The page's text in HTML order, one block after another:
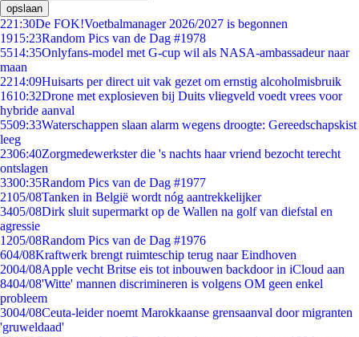
opslaan
221:30De FOK!Voetbalmanager 2026/2027 is begonnen
1915:23Random Pics van de Dag #1978
5514:35Onlyfans-model met G-cup wil als NASA-ambassadeur naar
maan
2214:09Huisarts per direct uit vak gezet om ernstig alcoholmisbruik
1610:32Drone met explosieven bij Duits vliegveld voedt vrees voor
hybride aanval
5509:33Waterschappen slaan alarm wegens droogte: Gereedschapskist
leeg
2306:40Zorgmedewerkster die 's nachts haar vriend bezocht terecht
ontslagen
3300:35Random Pics van de Dag #1977
2105/08Tanken in België wordt nóg aantrekkelijker
3405/08Dirk sluit supermarkt op de Wallen na golf van diefstal en
agressie
1205/08Random Pics van de Dag #1976
604/08Kraftwerk brengt ruimteschip terug naar Eindhoven
2004/08Apple vecht Britse eis tot inbouwen backdoor in iCloud aan
8404/08'Witte' mannen discrimineren is volgens OM geen enkel
probleem
3004/08Ceuta-leider noemt Marokkaanse grensaanval door migranten
'gruweldaad'